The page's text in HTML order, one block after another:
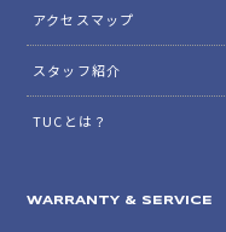
アクセスマップ
スタッフ紹介
TUCとは？
WARRANTY & SERVICE